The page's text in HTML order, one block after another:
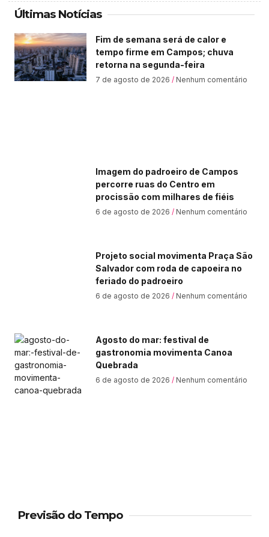
Últimas Notícias
Fim de semana será de calor e
tempo firme em Campos; chuva
retorna na segunda-feira
7 de agosto de 2026 Nenhum comentário
Imagem do padroeiro de Campos
percorre ruas do Centro em
procissão com milhares de fiéis
6 de agosto de 2026 Nenhum comentário
Projeto social movimenta Praça São
Salvador com roda de capoeira no
feriado do padroeiro
6 de agosto de 2026 Nenhum comentário
Agosto do mar: festival de
gastronomia movimenta Canoa
Quebrada
6 de agosto de 2026 Nenhum comentário
Previsão do Tempo